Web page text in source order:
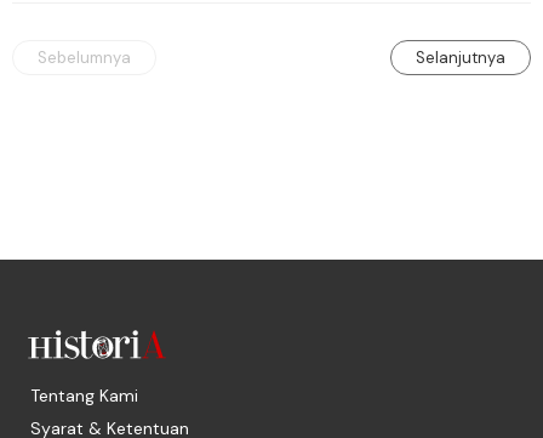
Sebelumnya Selanjutnya
Tentang Kami
Syarat & Ketentuan